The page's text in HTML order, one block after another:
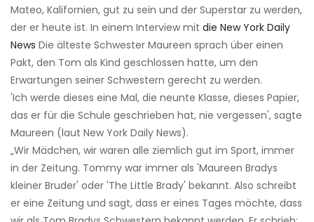
Mateo, Kalifornien, gut zu sein und der Superstar zu werden,
der er heute ist. In einem Interview mit die New York Daily
News Die älteste Schwester Maureen sprach über einen
Pakt, den Tom als Kind geschlossen hatte, um den
Erwartungen seiner Schwestern gerecht zu werden.
'Ich werde dieses eine Mal, die neunte Klasse, dieses Papier,
das er für die Schule geschrieben hat, nie vergessen', sagte
Maureen (laut New York Daily News).
„Wir Mädchen, wir waren alle ziemlich gut im Sport, immer
in der Zeitung. Tommy war immer als 'Maureen Bradys
kleiner Bruder' oder 'The Little Brady' bekannt. Also schreibt
er eine Zeitung und sagt, dass er eines Tages möchte, dass